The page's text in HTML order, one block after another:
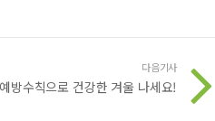
다음기사
방수칙으로 건강한 겨울 나세요!